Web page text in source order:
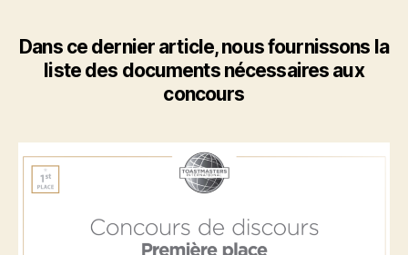
Toastmasters?
(Partie
3)
Dans ce dernier article, nous fournissons la
liste des documents nécessaires aux
concours